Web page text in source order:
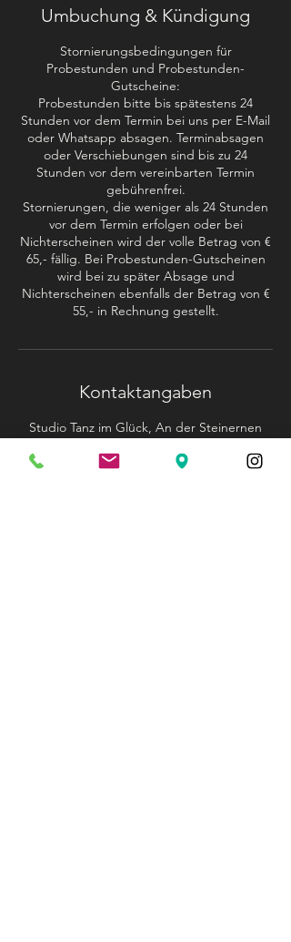
Umbuchung & Kündigung
Stornierungsbedingungen für
Probestunden und Probestunden-
Gutscheine:
Probestunden bitte bis spätestens 24
Stunden vor dem Termin bei uns per E-Mail
oder Whatsapp absagen. Terminabsagen
oder Verschiebungen sind bis zu 24
Stunden vor dem vereinbarten Termin
gebührenfrei.
Stornierungen, die weniger als 24 Stunden
vor dem Termin erfolgen oder bei
Nichterscheinen wird der volle Betrag von €
65,- fällig. Bei Probestunden-Gutscheinen
wird bei zu später Absage und
Nichterscheinen ebenfalls der Betrag von €
55,- in Rechnung gestellt.
Kontaktangaben
Studio Tanz im Glück, An der Steinernen